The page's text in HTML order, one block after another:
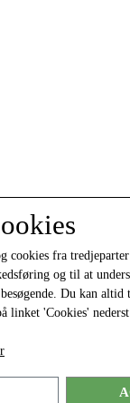
cookies fra
og til at
Du kan
linket 'Cookies' nederst